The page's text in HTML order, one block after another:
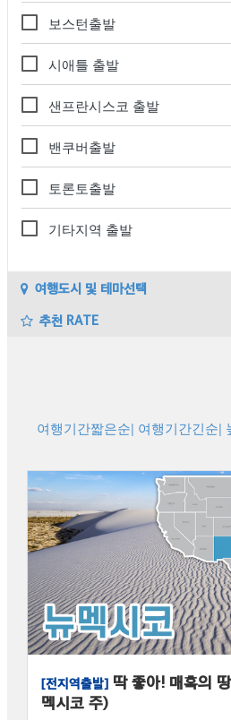
보스턴출발
시애틀 출발
샌프란시스코 출발
밴쿠버출발
토론토출발
기타지역 출발
여행도시 및 테마선택
추천 RATE
여행기간짧은순| 여행기간긴순|
[전지역출발] 딱 좋아! 매혹의
멕시코 주)